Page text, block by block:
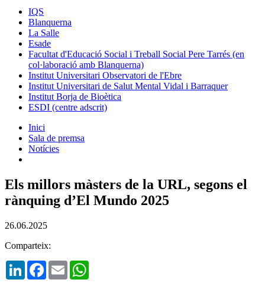
IQS
Blanquerna
La Salle
Esade
Facultat d'Educació Social i Treball Social Pere Tarrés (en
col·laboració amb Blanquerna)
Institut Universitari Observatori de l'Ebre
Institut Universitari de Salut Mental Vidal i Barraquer
Institut Borja de Bioètica
ESDI (centre adscrit)
Inici
Sala de premsa
Notícies
Els millors màsters de la URL, segons el
rànquing d’El Mundo 2025
26.06.2025
Comparteix:
LinkedInFacebook
Email